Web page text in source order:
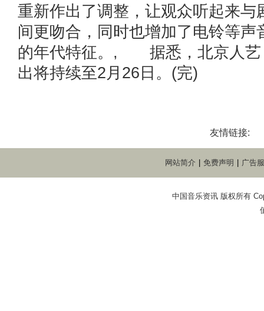
重新作出了调整，让观众听起来与
间更吻合，同时也增加了电铃等声
的年代特征。, 据悉，北京人艺
出将持续至2月26日。(完)
友情链接:
网站简介 免费声明 广告
中国音乐资讯 版权所有